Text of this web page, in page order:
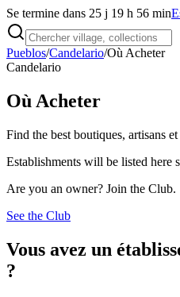
Se termine dans 25 j 19 h 56 min
Pueblos/Candelario/Où Acheter
Candelario
Où Acheter
Find the best boutiques, artisans
Establishments will be listed here
Are you an owner? Join the Club.
See the Club
Vous avez un
?